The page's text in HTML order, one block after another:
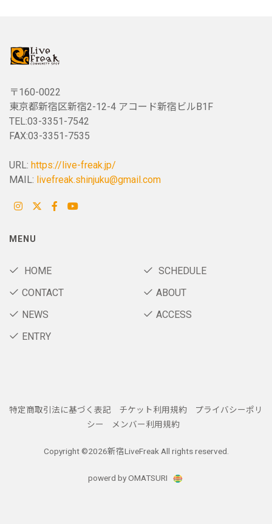
〒160-0022
東京都新宿区新宿2-12-4 アコード新宿ビルB1F
TEL:03-3351-7542
FAX:03-3351-7535
URL: https://live-freak.jp/
MAIL: livefreak.shinjuku@gmail.com
MENU
HOME
SCHEDULE
CONTACT
ABOUT
NEWS
ACCESS
ENTRY
特定商取引法に基づく表記 チケット利用規約
プライバシーポリ
シー
メンバー利用規約
Copyright ©2026新宿LiveFreak All rights reserved.
powerd by OMATSURI